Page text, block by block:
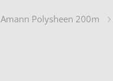
Amann Polysheen 200m